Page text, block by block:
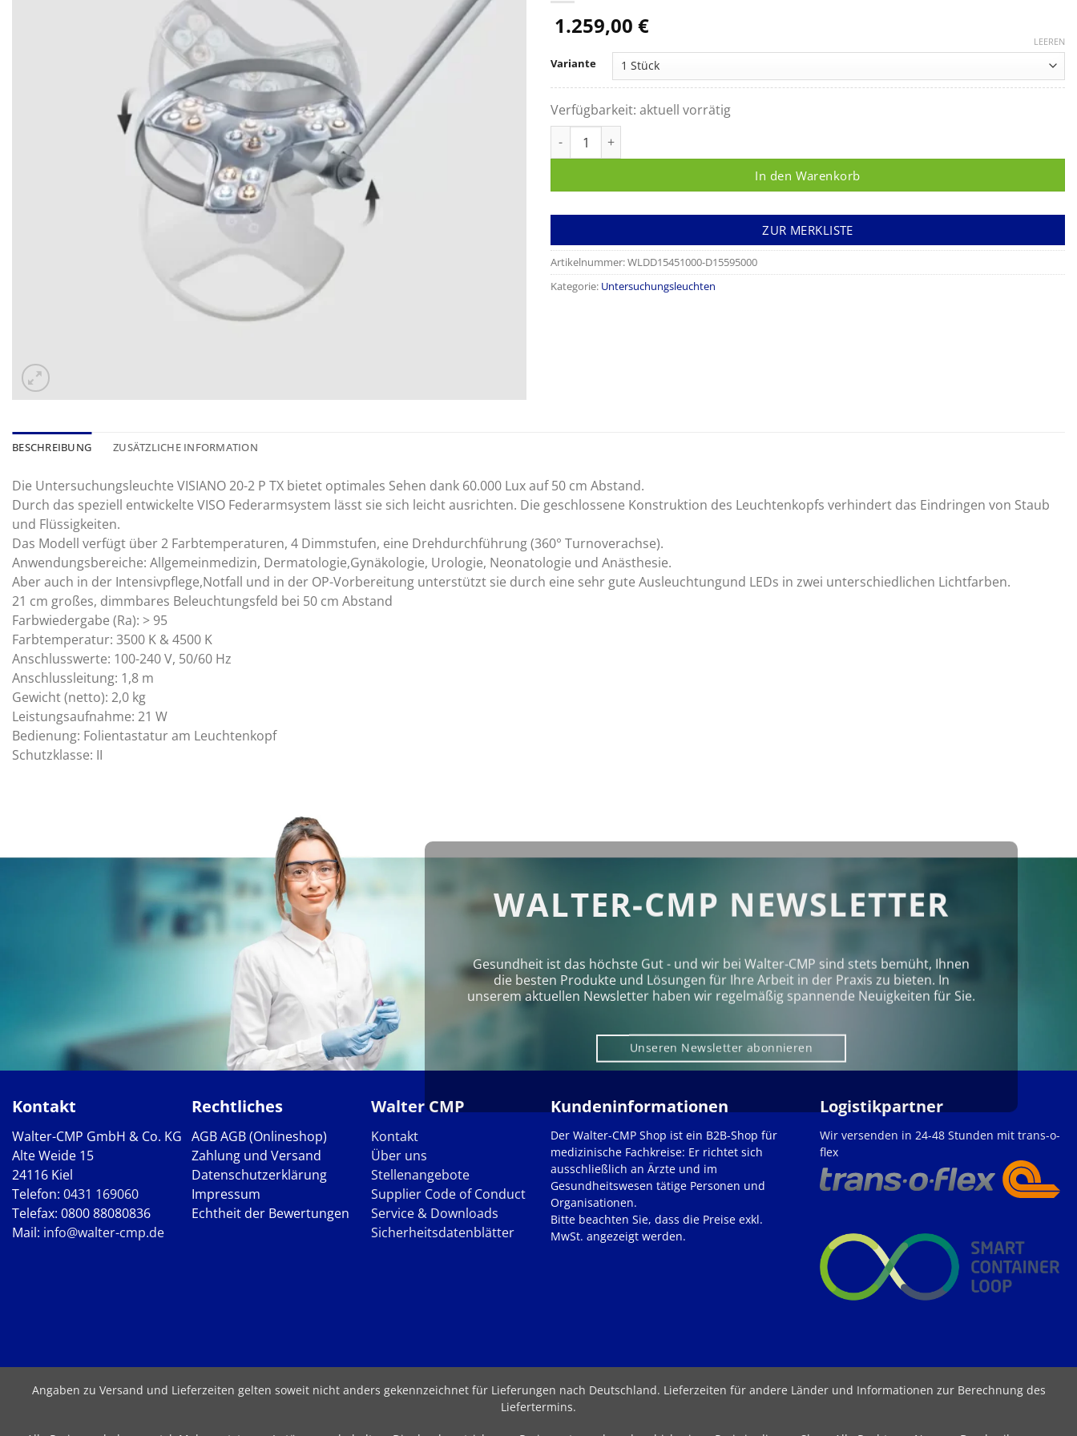
1.259,00 €
Variante
LEEREN
Verfügbarkeit: aktuell vorrätig
In den Warenkorb
ZUR MERKLISTE
Artikelnummer:WLDD15451000-D15595000
Kategorie: Untersuchungsleuchten
BESCHREIBUNG ZUSÄTZLICHE INFORMATION
Die Untersuchungsleuchte VISIANO 20-2 P TX bietet optimales Sehen dank 60.000 Lux auf 50 cm Abstand.
Durch das speziell entwickelte VISO Federarmsystem lässt sie sich leicht ausrichten. Die geschlossene Konstruktion des Leuchtenkopfs verhindert das Eindringen von Staub
und Flüssigkeiten.
Das Modell verfügt über 2 Farbtemperaturen, 4 Dimmstufen, eine Drehdurchführung (360° Turnoverachse).
Anwendungsbereiche: Allgemeinmedizin, Dermatologie,Gynäkologie, Urologie, Neonatologie und Anästhesie.
Aber auch in der Intensivpflege,Notfall und in der OP-Vorbereitung unterstützt sie durch eine sehr gute Ausleuchtungund LEDs in zwei unterschiedlichen Lichtfarben.
21 cm großes, dimmbares Beleuchtungsfeld bei 50 cm Abstand
Farbwiedergabe (Ra): > 95
Farbtemperatur: 3500 K & 4500 K
Anschlusswerte: 100-240 V, 50/60 Hz
Anschlussleitung: 1,8 m
Gewicht (netto): 2,0 kg
Leistungsaufnahme: 21 W
Bedienung: Folientastatur am Leuchtenkopf
Schutzklasse: II
WALTER-CMP NEWSLETTER
Gesundheit ist das höchste Gut - und wir bei Walter‑CMP sind stets bemüht, Ihnen
die besten Produkte und Lösungen für Ihre Arbeit in der Praxis zu bieten. In
unserem aktuellen Newsletter haben wir regelmäßig spannende Neuigkeiten für Sie.
Unseren Newsletter abonnieren
Kontakt
Walter-CMP GmbH & Co. KG
Alte Weide 15
24116 Kiel
Telefon: 0431 169060
Telefax: 0800 88080836
Mail: info@walter-cmp.de
Rechtliches
AGBAGB (Onlineshop)
Zahlung und Versand
Datenschutzerklärung
Impressum
Echtheit der Bewertungen
Walter CMP
Kontakt
Über uns
Stellenangebote
Supplier Code of Conduct
Service & Downloads
Sicherheitsdatenblätter
Kundeninformationen
Der Walter-CMP Shop ist ein B2B-Shop für
medizinische Fachkreise: Er richtet sich
ausschließlich an Ärzte und im
Gesundheitswesen tätige Personen und
Organisationen.
Bitte beachten Sie, dass die Preise exkl.
MwSt. angezeigt werden.
Logistikpartner
Wir versenden in 24-48 Stunden mit trans-o-
flex
Angaben zu Versand und Lieferzeiten gelten soweit nicht anders gekennzeichnet für Lieferungen nach Deutschland. Lieferzeiten für andere Länder und Informationen zur Berechnung des
Liefertermins.